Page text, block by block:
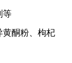
等
黄酮粉、枸杞